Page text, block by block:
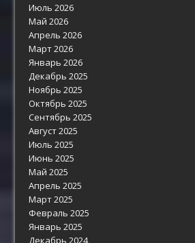
Июль 2026
Май 2026
Апрель 2026
Март 2026
Январь 2026
Декабрь 2025
Ноябрь 2025
Октябрь 2025
Сентябрь 2025
Август 2025
Июль 2025
Июнь 2025
Май 2025
Апрель 2025
Март 2025
Февраль 2025
Январь 2025
Декабрь 2024